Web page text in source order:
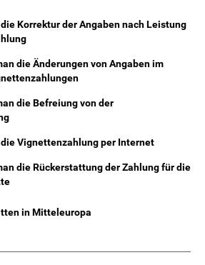
Korrektur der Angaben nach Leistung
die Änderungen von Angaben im
die Befreiung von der
Vignettenzahlung per Internet
die Rückerstattung der Zahlung für die
in Mitteleuropa